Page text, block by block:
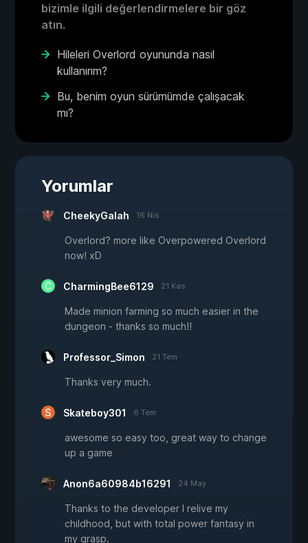
bizimle ilgili değerlendirmelere bir göz
atın.
Hileleri Overlord oyununda nasıl
kullanırım?
Bu, benim oyun sürümümde çalışacak
mı?
Yorumlar
CheekyGalah 16 Nis
Overlord? more like Overpowered Overlord
now! xD
CharmingBee6129 21 Kas
Made minion farming so much easier in the
dungeon - thanks so much!!
Professor_Simon 21 Tem
Thanks very much.
Skateboy301 6 Tem
awesome so easy too, great way to change
up a game
Anon6a60984b16291 24 May
Thanks to the developer I relive my
childhood, but with total power fantasy in
my grasp.